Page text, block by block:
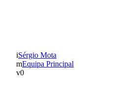
Sérgio Mota
Equipa Principal
0